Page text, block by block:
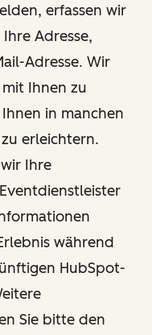
erfassen wir
Adresse,
Adresse. Wir
Ihnen zu
in manchen
erleichtern.
Ihre
während
HubSpot-
Sie bitte den